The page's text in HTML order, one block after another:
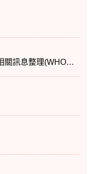
有關女性接種COVID-19疫苗的相關訊息整理(WHO及美國CDC、FDA)